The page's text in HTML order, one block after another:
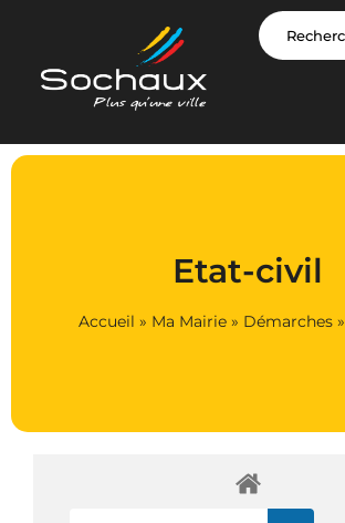
Etat-civil
Accueil » Ma Mairie» Démarches»
Panneau de gestion des cookies